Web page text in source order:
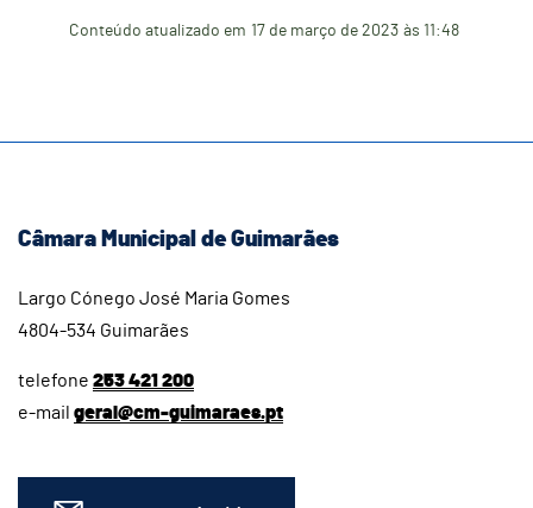
Conteúdo atualizado em 17 de março de 2023 às 11:48
Câmara Municipal de Guimarães
Largo Cónego José Maria Gomes
4804-534 Guimarães
telefone 253 421 200
e-mail geral@cm-guimaraes.pt